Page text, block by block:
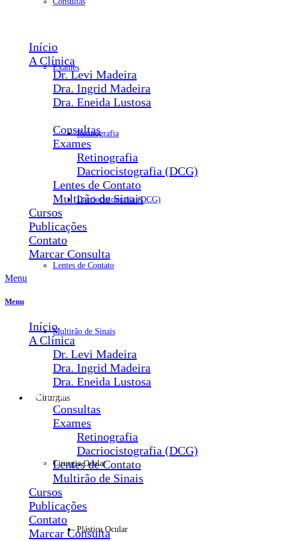
Exames
Retinografia
Dacriocistografia (DCG)
Lentes de Contato
Multirão de Sinais
Cirurgias
Cirurgia Ocular
Plástica Ocular
Início
A Clínica
Dr. Levi Madeira
Dra. Ingrid Madeira
Dra. Eneida Lustosa
Consultas
Exames
Retinografia
Dacriocistografia (DCG)
Lentes de Contato
Multirão de Sinais
Cursos
Publicações
Contato
Marcar Consulta
Menu
Menu
Início
A Clínica
Dr. Levi Madeira
Dra. Ingrid Madeira
Dra. Eneida Lustosa
Serviços
Consultas
Exames
Retinografia
Dacriocistografia (DCG)
Lentes de Contato
Multirão de Sinais
Cursos
Publicações
Contato
Marcar Consulta